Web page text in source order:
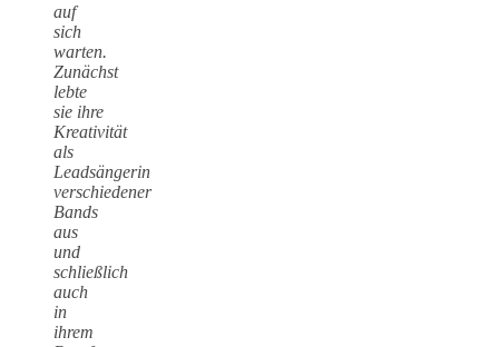
auf
sich
warten.
Zunächst
lebte
sie ihre
Kreativität
als
Leadsängerin
verschiedener
Bands
aus
und
schließlich
auch
in
ihrem